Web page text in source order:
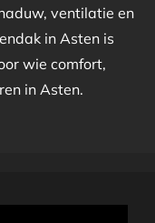
ventilatie en
in Asten is
wie comfort,
in Asten.